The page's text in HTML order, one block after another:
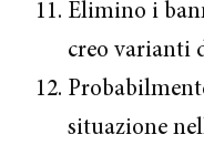
Elimino i
creo varianti
situazione